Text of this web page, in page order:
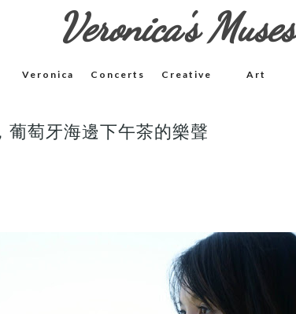
Veronica's Muses
Veronica Concerts Creative Art
萄牙海邊下午茶的樂聲